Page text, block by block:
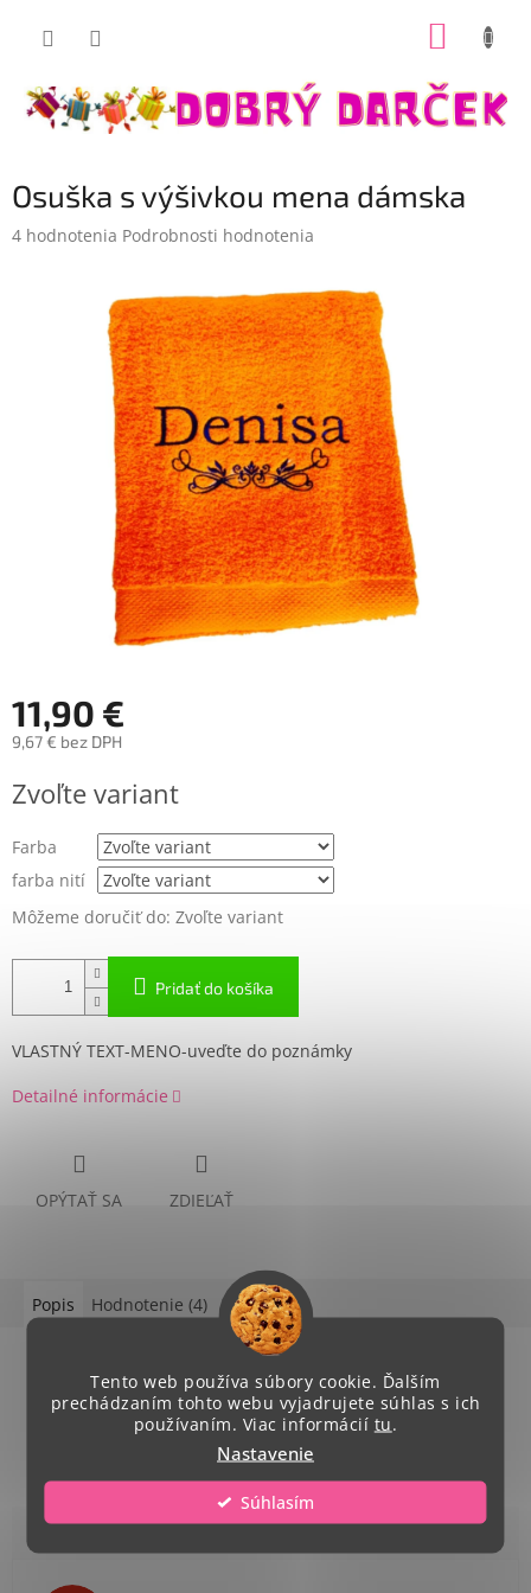
Tento web používa súbory cookie. Ďalším
prechádzaním tohto webu vyjadrujete súhlas s ich
používaním. Viac informácií tu.
Nastavenie
Súhlasím
Osuška s výšivkou mena dámska
Priemerné
4 hodnotenia Podrobnosti hodnotenia
11,90 €
9,67 € bez DPH
cena:
Zvoľte variant
Farba
farba nití
Môžeme doručiť do: Zvoľte variant
Pridať do košíka
VLASTNÝ TEXT-MENO-uveďte do poznámky
Detailné informácie
OPÝTAŤ SA ZDIEĽAŤ
Popis Hodnotenie (4) Diskusia
100% bavlna400 g,
rozmer: 140x 70 cm
Dobrý darček